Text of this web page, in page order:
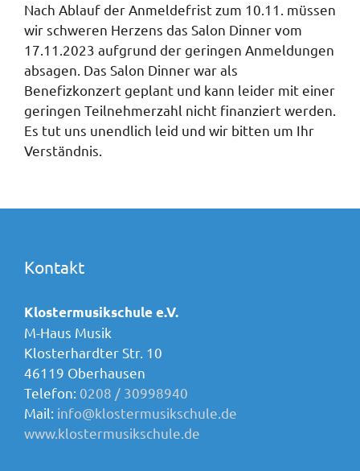
Nach Ablauf der Anmeldefrist zum 10.11. müssen
wir schweren Herzens das Salon Dinner vom
17.11.2023 aufgrund der geringen Anmeldungen
absagen. Das Salon Dinner war als
Benefizkonzert geplant und kann leider mit einer
geringen Teilnehmerzahl nicht finanziert werden.
Es tut uns unendlich leid und wir bitten um Ihr
Verständnis.
Kontakt
Klostermusikschule e.V.
M-Haus Musik
Klosterhardter Str. 10
46119 Oberhausen
Telefon: 0208 / 30998940
Mail: info@klostermusikschule.de
www.klostermusikschule.de